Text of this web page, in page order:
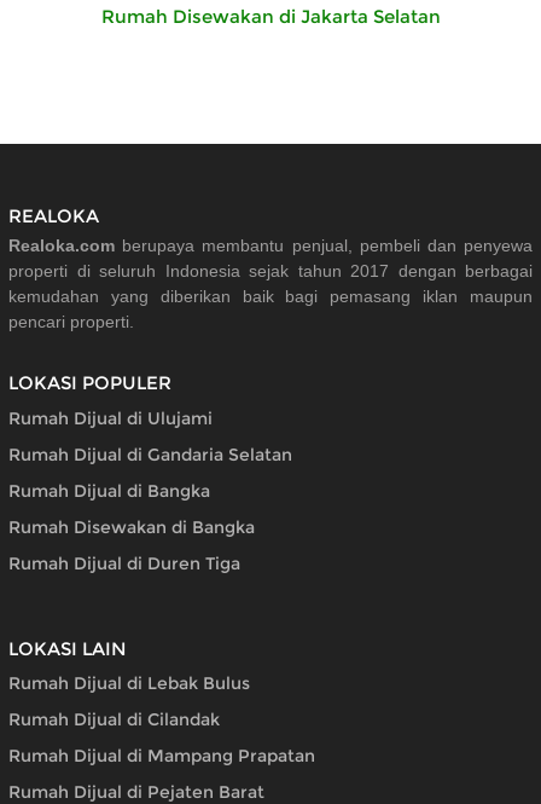
Rumah Disewakan di Jakarta Selatan
REALOKA
Realoka.com berupaya membantu penjual, pembeli dan penyewa
properti di seluruh Indonesia sejak tahun 2017 dengan berbagai
kemudahan yang diberikan baik bagi pemasang iklan maupun
pencari properti.
LOKASI POPULER
Rumah Dijual di Ulujami
Rumah Dijual di Gandaria Selatan
Rumah Dijual di Bangka
Rumah Disewakan di Bangka
Rumah Dijual di Duren Tiga
LOKASI LAIN
Rumah Dijual di Lebak Bulus
Rumah Dijual di Cilandak
Rumah Dijual di Mampang Prapatan
Rumah Dijual di Pejaten Barat